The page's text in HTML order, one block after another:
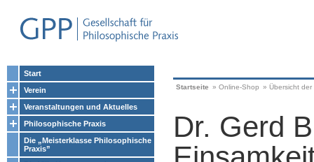
Start
Verein
Veranstaltungen und Aktuelles
Philosophische Praxis
Die „Meisterklasse Philosophische
Praxis”
Startseite » Online-Shop » Übersicht
Dr. Gerd